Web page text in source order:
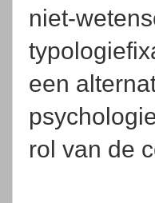
niet-
een
rol van de